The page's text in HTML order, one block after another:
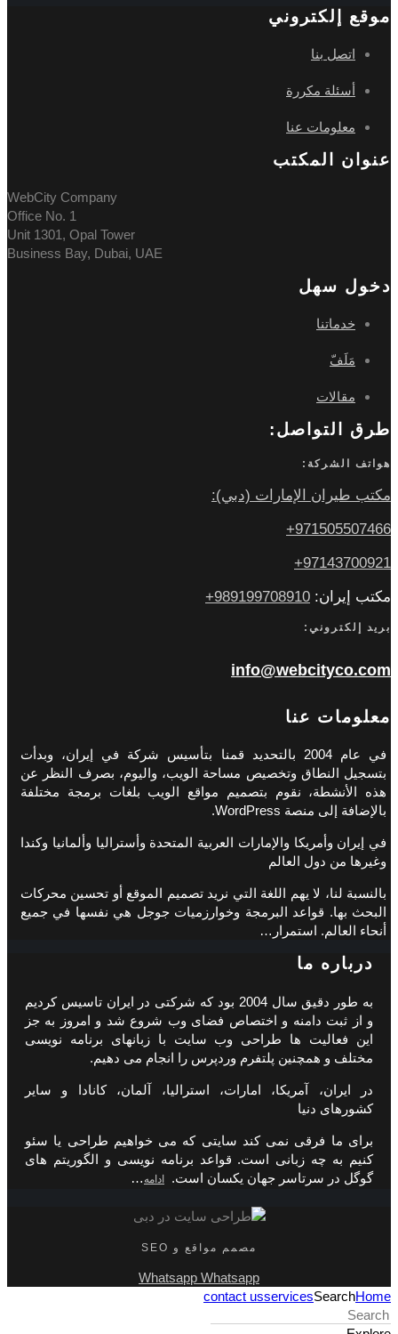
موقع إلكتروني
اتصل بنا
أسئلة مكررة
معلومات عنا
عنوان المکتب
WebCity Company
Office No. 1
Unit 1301, Opal Tower
Business Bay, Dubai, UAE
دخول سهل
خدماتنا
مَلَفّ
مقالات
طرق التواصل:
هواتف الشركة:
مكتب طيران الإمارات (دبي):
971505507466+
97143700921+
مكتب إيران: 989199708910+
بريد إلكتروني:
info@webcityco.com
معلومات عنا
في عام 2004 بالتحديد قمنا بتأسيس شركة في إيران، وبدأت
بتسجيل النطاق وتخصيص مساحة الويب، واليوم، بصرف النظر عن
هذه الأنشطة، نقوم بتصميم مواقع الويب بلغات برمجة مختلفة
بالإضافة إلى منصة WordPress.
في إيران وأمريكا والإمارات العربية المتحدة وأستراليا وألمانيا وكندا
وغيرها من دول العالم
بالنسبة لنا، لا يهم اللغة التي نريد تصميم الموقع أو تحسين محركات
البحث بها. قواعد البرمجة وخوارزميات جوجل هي نفسها في جميع
أنحاء العالم. استمرار…
درباره ما
به طور دقیق سال 2004 بود که شرکتی در ایران تاسیس کردیم
و از ثبت دامنه و اختصاص فضای وب شروع شد و امروز به جز
این فعالیت ها طراحی وب سایت با زبانهای برنامه نویسی
مختلف و همچنین پلتفرم وردپرس را انجام می دهیم.
در ایران، آمریکا، امارات، استرالیا، آلمان، کانادا و سایر
کشورهای دنیا
برای ما فرقی نمی کند سایتی که می خواهیم طراحی یا سئو
کنیم به چه زبانی است. قواعد برنامه نویسی و الگوریتم های
گوگل در سرتاسر جهان یکسان است.
ادامه …
مصمم مواقع و SEO
Whatsapp Whatsapp
Home
Search
services
contact us